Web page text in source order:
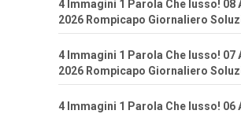
4 Immagini 1 Parola Che lusso! 08
2026 Rompicapo Giornaliero
4 Immagini 1 Parola Che lusso! 07
2026 Rompicapo Giornaliero
4 Immagini 1 Parola Che lusso! 06